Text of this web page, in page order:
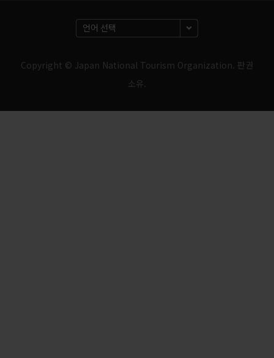
Copyright © Japan National Tourism Organization. 판권
소유.